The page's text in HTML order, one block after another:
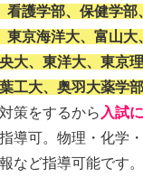
看護学部、保健学
東京海洋大、富山大
大、東洋大、東京
工大、奥羽大薬学
策をするから 入試
導可。物理・化学
など指導可能です。